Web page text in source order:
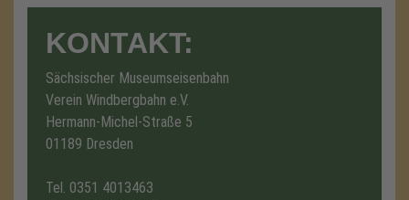
KONTAKT:
Sächsischer Museumseisenbahn
Verein Windbergbahn e.V.
Hermann-Michel-Straße 5
01189 Dresden
Tel. 0351 4013463